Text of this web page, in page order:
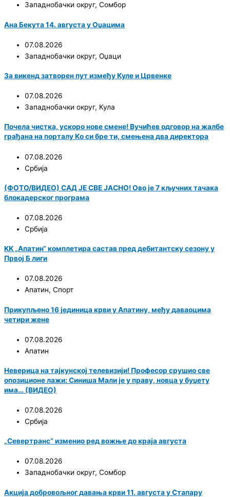
Западнобачки округ, Сомбор
Ана Бекута 14. августа у Оџацима
07.08.2026
Западнобачки округ, Оџаци
За викенд затворен пут између Куле и Црвенке
07.08.2026
Западнобачки округ, Кула
Почела чистка, ускоро нове смене! Вучићев одговор на жалбе
грађана на порталу Ко си бре ти, смењена два директора
07.08.2026
Србија
(ФОТО/ВИДЕО) САД ЈЕ СВЕ ЈАСНО! Ово је 7 кључних тачака
блокадерског програма
07.08.2026
Србија
KK „Апатин“ комплетира састав пред дебитантску сезону у
Првој Б лиги
07.08.2026
Апатин, Спорт
Прикупљено 16 јединица крви у Апатину, међу даваоцима
четири жене
07.08.2026
Апатин
Неверица на тајкунској телевизији! Професор срушио све
опозиционе лажи: Синиша Мали је у праву, новца у буџету
има… (ВИДЕО)
07.08.2026
Србија
„Севертранс“ изменио ред вожње до краја августа
07.08.2026
Западнобачки округ, Сомбор
Акција добровољног давања крви 11. августа у Стапару